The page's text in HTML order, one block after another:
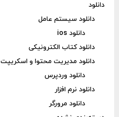
دانلود
دانلود سیستم عامل
دانلود ios
دانلود کتاب الکترونیکی
دانلود مدیریت محتوا و اسکریپت
دانلود وردپرس
دانلود نرم افزار
دانلود مرورگر